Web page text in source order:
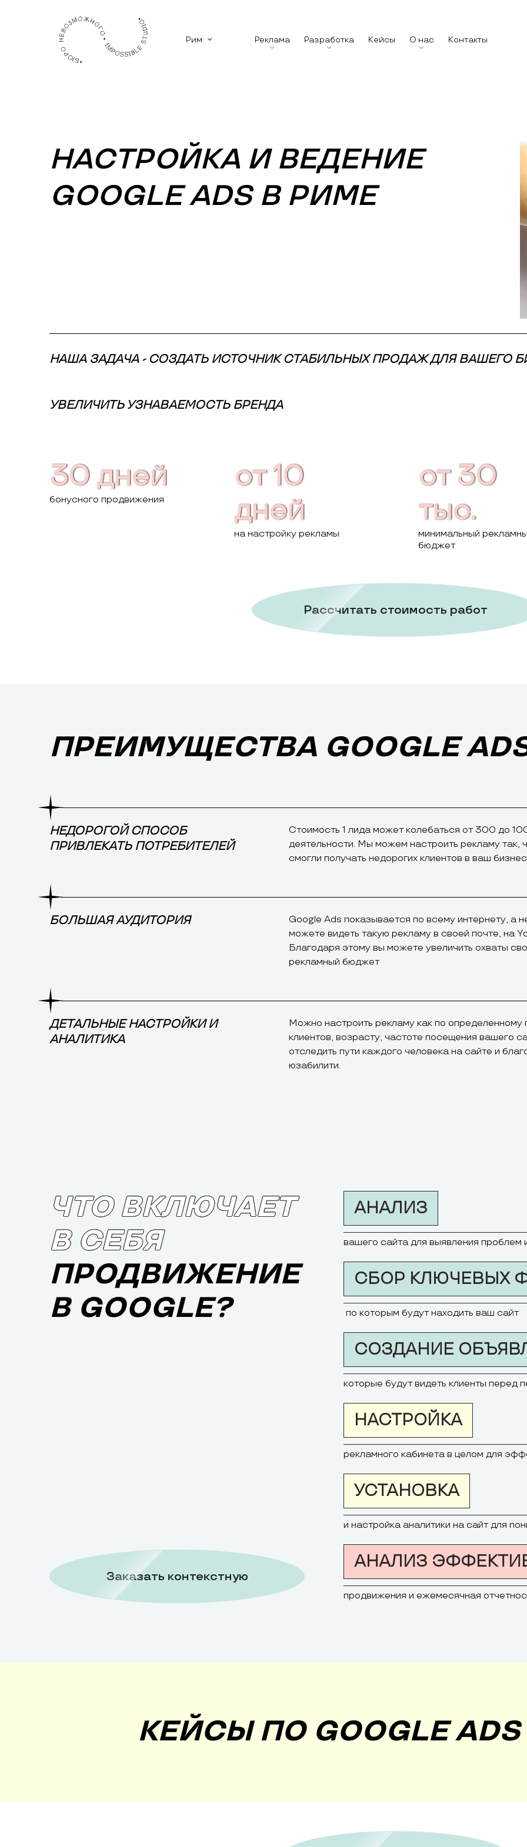
Рим Реклама Разработка Кейсы О нас Контакты
НАСТРОЙКА И ВЕДЕНИЕ
GOOGLE ADS В РИМЕ
НАША ЗАДАЧА - СОЗДАТЬ ИСТОЧНИК СТАБИЛЬНЫХ ПРОДАЖ ДЛЯ ВАШЕГО
УВЕЛИЧИТЬ УЗНАВАЕМОСТЬ БРЕНДА
30 дней
бонусного продвижения
от 10
дней
на настройку рекламы
от 30
тыс.
минимальный
бюджет
Рассчитать стоимость работ
ПРЕИМУЩЕСТВА GOOGLE
НЕДОРОГОЙ СПОСОБ
ПРИВЛЕКАТЬ ПОТРЕБИТЕЛЕЙ
Стоимость 1 лида может колебаться от 300 до
деятельности. Мы можем настроить рекламу так,
смогли получать недорогих клиентов в ваш бизнес
БОЛЬШАЯ АУДИТОРИЯ
Google Ads показывается по всему интернету, а
можете видеть такую рекламу в своей почте, на
Благодаря этому вы можете увеличить охваты
рекламный бюджет
ДЕТАЛЬНЫЕ НАСТРОЙКИ И
АНАЛИТИКА
Можно настроить рекламу как по
клиентов, возрасту, частоте посещения вашего
отследить пути каждого человека на сайте и
юзабилити.
ЧТО ВКЛЮЧАЕТ
В СЕБЯ
ПРОДВИЖЕНИЕ
В GOOGLE?
Заказать контекстную
АНАЛИЗ
вашего сайта для выявления проблем
СБОР КЛЮЧЕВЫХ
по которым будут находить ваш сайт
СОЗДАНИЕ
которые будут видеть клиенты перед
НАСТРОЙКА
рекламного кабинета в целом для
УСТАНОВКА
и настройка аналитики на сайт для
АНАЛИЗ
продвижения и ежемесячная
КЕЙСЫ ПО GOOGLE ADS